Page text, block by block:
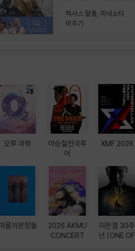
텍사스 탈출, 미네소타
이주기
오투 과학
름의문장들
이승철전국투
어
2026 AKMU
CONCERT
XMF 2026
이은결 30주
년 [ONE OF